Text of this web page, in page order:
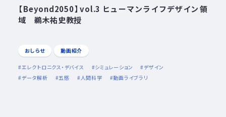
【Beyond2050】vol.3 ヒューマンライフデザイン領
域 鵜木祐史教授
おしらせ 動画紹介
エレクトロニクス・デバイス シミュレーション
デザイン
データ解析
五感 人間科学 動画ライブラリ